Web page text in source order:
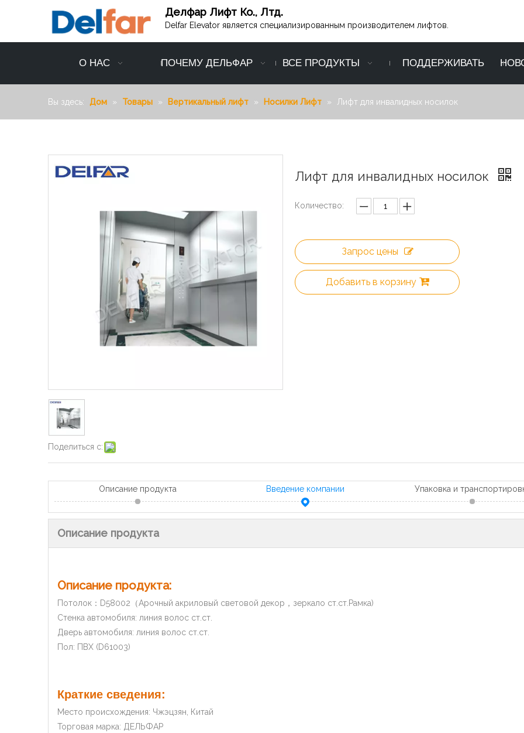
Делфар Лифт Ко., Лтд.
Delfar Elevator является специализированным производителем лифтов.
О НАС ПОЧЕМУ ДЕЛЬФАР ВСЕ ПРОДУКТЫ ПОДДЕРЖИВАТЬ
Вы здесь: Дом » Товары » Вертикальный лифт » Носилки Лифт » Лифт для инвалидных носилок
Поделиться с:
Лифт для инвалидных носилок
Количество:
Запрос цены
Добавить в корзину
Описание продукта Введение компании Упаковка и
Описание продукта
Описание продукта:
Потолок：D58002（Арочный акриловый световой декор，зеркало ст.ст.Рамка)
Стенка автомобиля: линия волос ст.ст.
Дверь автомобиля: линия волос ст.ст.
Пол: ПВХ (D61003)
Краткие сведения:
Место происхождения: Чжэцзян, Китай
Торговая марка: ДЕЛЬФАР